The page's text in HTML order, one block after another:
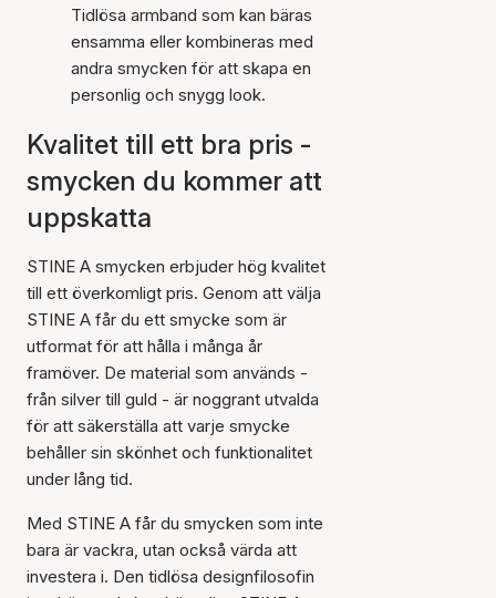
Tidlösa armband som kan bäras
ensamma eller kombineras med
andra smycken för att skapa en
personlig och snygg look.
Kvalitet till ett bra pris -
smycken du kommer att
uppskatta
STINE A smycken erbjuder hög kvalitet
till ett överkomligt pris. Genom att välja
STINE A får du ett smycke som är
utformat för att hålla i många år
framöver. De material som används -
från silver till guld - är noggrant utvalda
för att säkerställa att varje smycke
behåller sin skönhet och funktionalitet
under lång tid.
Med STINE A får du smycken som inte
bara är vackra, utan också värda att
investera i. Den tidlösa designfilosofin